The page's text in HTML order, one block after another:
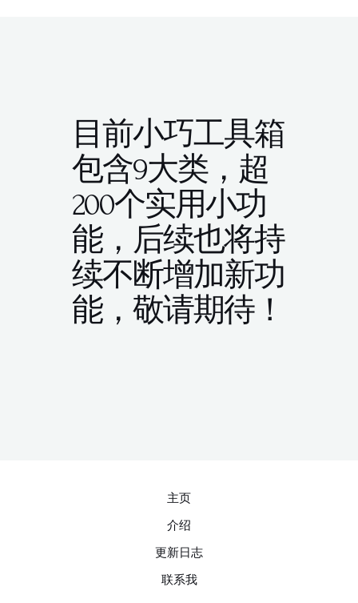
目前小巧工具箱
包含9大类，超
200个实用小功
能，后续也将持
续不断增加新功
能，敬请期待！
主页
介绍
更新日志
联系我